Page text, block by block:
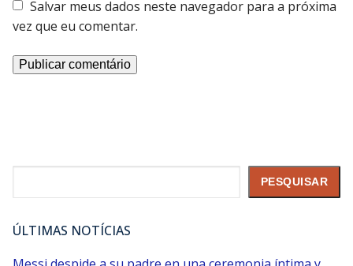
Salvar meus dados neste navegador para a próxima
vez que eu comentar.
PESQUISAR
ÚLTIMAS NOTÍCIAS